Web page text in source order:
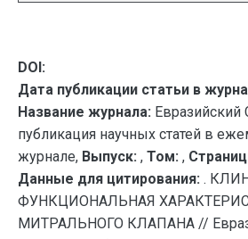
DOI:
Дата публикации статьи в
Название журнала:
публикация научных статей в
журнале, Выпуск: , Том: ,
Данные для цитирования: .
ФУНКЦИОНАЛЬНАЯ
МИТРАЛЬНОГО КЛАПАНА //